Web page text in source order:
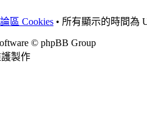
區 Cookies • 所有顯示的時間為
© phpBB Group
製作